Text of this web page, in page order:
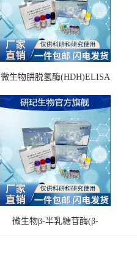
微生物肼脱氢酶(HDH)ELISA
微生物β-半乳糖苷酶(β-